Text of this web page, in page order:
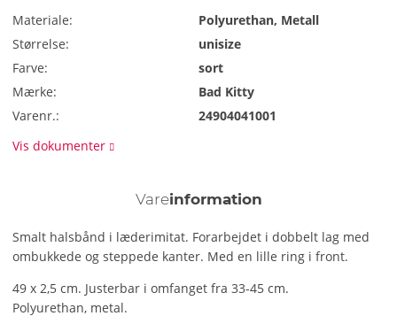
Materiale:
Polyurethan, Metall
Størrelse:
unisize
Farve:
sort
Mærke:
Bad Kitty
Varenr.:
24904041001
Vis dokumenter
Vareinformation
Smalt halsbånd i læderimitat. Forarbejdet i dobbelt lag med
ombukkede og steppede kanter. Med en lille ring i front.
49 x 2,5 cm. Justerbar i omfanget fra 33-45 cm.
Polyurethan, metal.